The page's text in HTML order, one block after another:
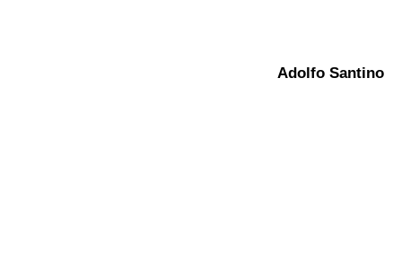
Adolfo Santino